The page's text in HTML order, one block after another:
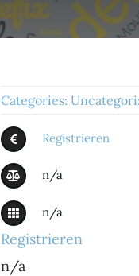
Categories:
Registrieren
n/a
n/a
Registrieren
n/a